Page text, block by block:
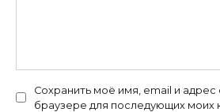
Сохранить моё имя, email и адрес
браузере для последующих моих